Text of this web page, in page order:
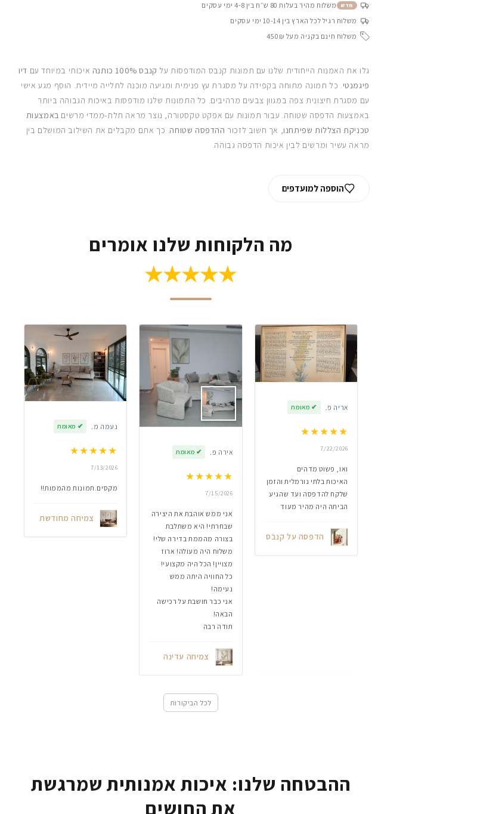
חדש משלוח מהיר בעלות 80 ש״ח בין 4-8 ימי עסקים
משלוח רגיל לכל הארץ בין 10-14 ימי עסקים
משלוח חינם בקניה מעל 450₪
גלו את האמנות הייחודית שלנו עם תמונות קנבס המודפסות על קנבס 100% כותנה איכותי במיוחד עם דיו
פיגמנטי. כל תמונה מתוחה בקפידה על מסגרת עץ פנימית ומגיעה מוכנה לתלייה מיידית. הוסף מגע אישי
עם מסגרת חיצונית צפה במגוון צבעים מרהיבים. כל התמונות שלנו מודפסות באיכות הגבוהה ביותר
באמצעות הדפסה שטוחה. עבור תמונות עם אפקט טקסטורה, נוצר מראה תלת-ממדי מרשים באמצעות
טכניקת הצללות שפיתחנו, אך חשוב לזכור ההדפסה שטוחה. כך אתם מקבלים את השילוב המושלם בין
מראה עשיר ומרשים לבין איכות הדפסה גבוהה.
הוספה למועדפים
מה הלקוחות שלנו אומרים
★★★★★
אריה פ. ✔ מאומת
★★★★★
7/22/2026
ואו, פשוט מדהים
האיכות בלתי נורמלית והזמן
שלקח להדפסה ועד שהגיע
הביתה היה מהיר מעוד
הדפסה על קנבס
אירה פ. ✔ מאומת
★★★★★
7/15/2026
אני ממש אוהבת את היצירה
שבחרתי! היא משתלבת
בצורה מהממת בדירה שלי!
משלוח היה מעולה! ארוז
מצויין! הכל היה מקצועי!
כל החוויה היתה ממש
נעימה!
אני כבר חושבת על רכישה
הבאה!
תודה רבה
צמיחה עדינה
נעמה מ. ✔ מאומת
★★★★★
7/13/2026
מקסים.תמונות מהממות!!
צמיחה מחודשת
לכל הביקורות
ההבטחה שלנו: איכות אמנותית שמרגשת
את החושים